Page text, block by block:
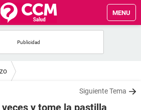
MENU
Siguiente Tema
y tome la pastilla